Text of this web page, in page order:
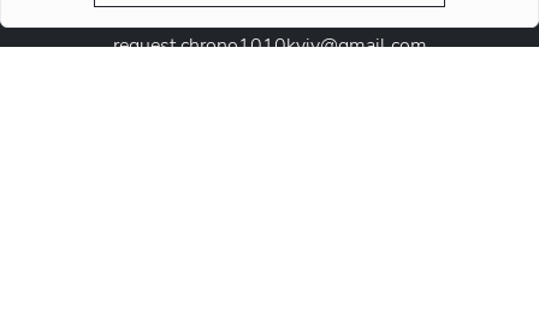
request.chrono1010kyiv@gmail.com